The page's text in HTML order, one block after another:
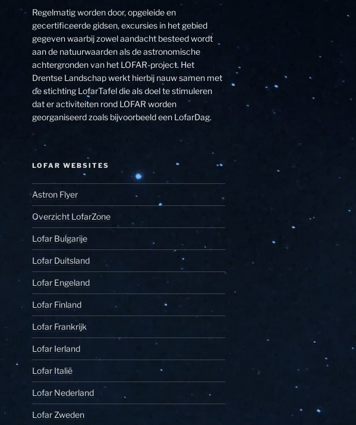
Regelmatig worden door, opgeleide en
gecertificeerde gidsen, excursies in het gebied
gegeven waarbij zowel aandacht besteed wordt
aan de natuurwaarden als de astronomische
achtergronden van het LOFAR-project. Het
Drentse Landschap werkt hierbij nauw samen met
de stichting LofarTafel die als doel te stimuleren
dat er activiteiten rond LOFAR worden
georganiseerd zoals bijvoorbeeld een LofarDag.
LOFAR WEBSITES
Astron Flyer
Overzicht LofarZone
Lofar Bulgarije
Lofar Duitsland
Lofar Engeland
Lofar Finland
Lofar Frankrijk
Lofar Ierland
Lofar Italië
Lofar Nederland
Lofar Zweden